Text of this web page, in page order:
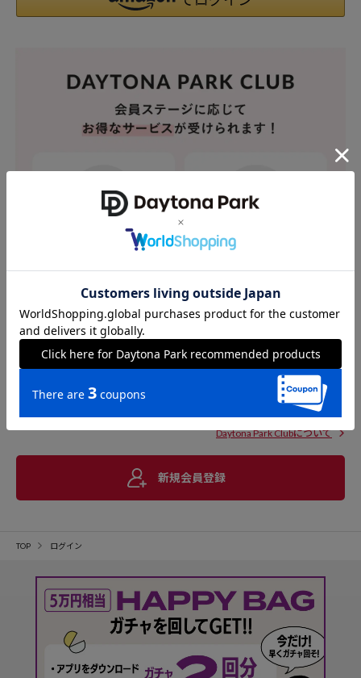
Daytona Park Clubについて
新規会員登録
TOP ログイン